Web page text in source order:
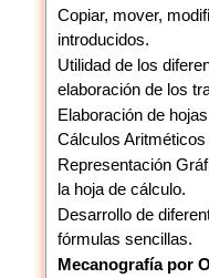
Copiar, mover,
introducidos.
Utilidad de los
elaboración de los
Elaboración de
Cálculos
Representación
la hoja de cálculo.
Desarrollo de
fórmulas sencillas.
Mecanografía por